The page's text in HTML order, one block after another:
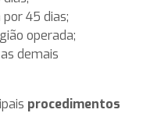
45 dias;
operada;
demais
procedimentos